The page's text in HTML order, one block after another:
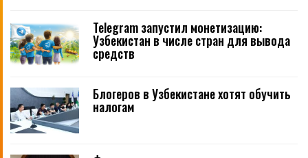
Telegram запустил монетизацию:
Узбекистан в числе стран для вывода
средств
Блогеров в Узбекистане хотят обучить
налогам